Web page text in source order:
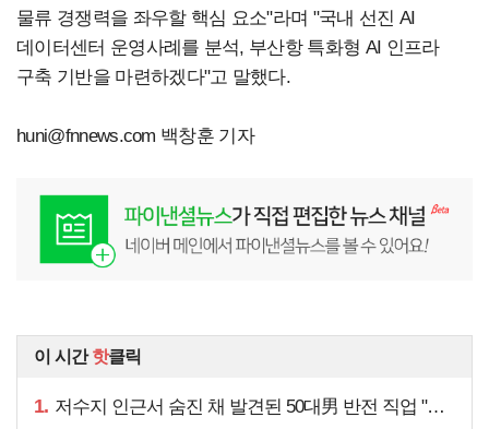
물류 경쟁력을 좌우할 핵심 요소"라며 "국내 선진 AI
데이터센터 운영사례를 분석, 부산항 특화형 AI 인프라
구축 기반을 마련하겠다"고 말했다.
huni@fnnews.com 백창훈 기자
이 시간핫클릭
1. 저수지 인근서 숨진 채 발견된 50대男 반전 직업 "얼마 전…"